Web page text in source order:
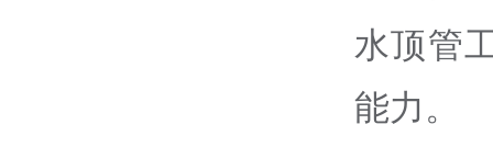
水顶管
能力。